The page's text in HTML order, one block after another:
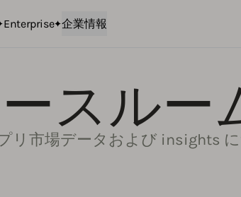
Enterprise 企業情報
スルー
リ市場データおよび insights